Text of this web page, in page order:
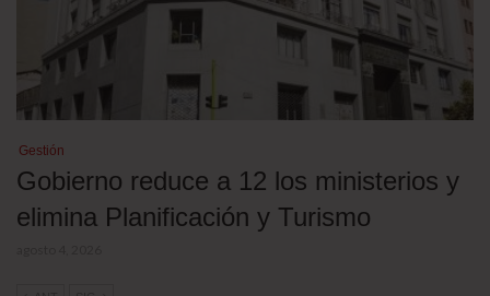
Gestión
Gobierno reduce a 12 los ministerios y
elimina Planificación y Turismo